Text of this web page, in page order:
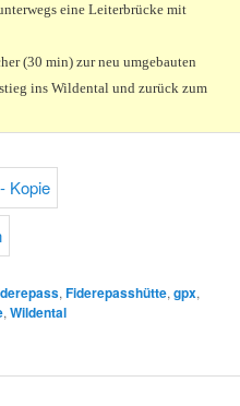
eine Leiterbrücke mit
(30 min) zur neu umgebauten
ins Wildental und zurück zum
, Fiderepasshütte, gpx,
, Wildental